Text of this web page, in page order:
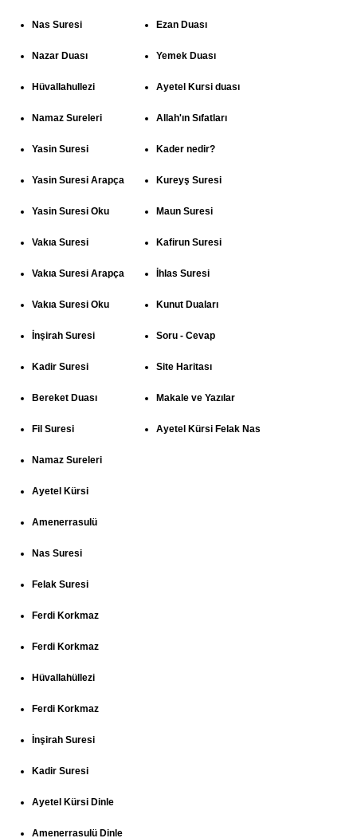
Nas Suresi
Nazar Duası
Hüvallahullezi
Namaz Sureleri
Yasin Suresi
Yasin Suresi Arapça
Yasin Suresi Oku
Vakıa Suresi
Vakıa Suresi Arapça
Vakıa Suresi Oku
İnşirah Suresi
Kadir Suresi
Bereket Duası
Fil Suresi
Ezan Duası
Yemek Duası
Ayetel Kursi duası
Allah'ın Sıfatları
Kader nedir?
Kureyş Suresi
Maun Suresi
Kafirun Suresi
İhlas Suresi
Kunut Duaları
Soru - Cevap
Site Haritası
Makale ve Yazılar
Ayetel Kürsi Felak Nas
Namaz Sureleri
Ayetel Kürsi
Amenerrasulü
Nas Suresi
Felak Suresi
Ferdi Korkmaz
Ferdi Korkmaz
Hüvallahüllezi
Ferdi Korkmaz
İnşirah Suresi
Kadir Suresi
Ayetel Kürsi Dinle
Amenerrasulü Dinle